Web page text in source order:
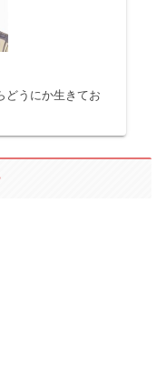
どうにか生きてお